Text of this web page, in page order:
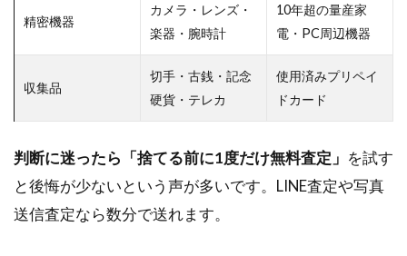
精密機器
カメラ・レンズ・
楽器・腕時計
10年超の量産家
電・PC周辺機器
収集品
切手・古銭・記念
硬貨・テレカ
使用済みプリペイ
ドカード
判断に迷ったら「捨てる前に1度だけ無料査定」 を試す
と後悔が少ないという声が多いです。LINE査定や写真
送信査定なら数分で送れます。